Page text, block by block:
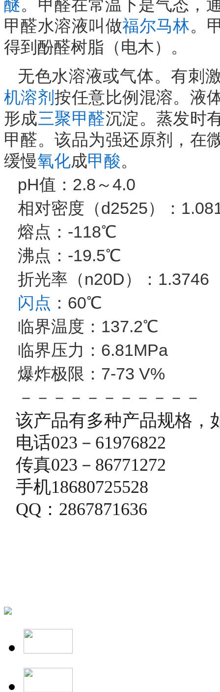
醚。甲醛在常温下是气态，
甲醛水溶液叫做福尔马林。
得到酚醛树脂（电木）。
无色水溶液或气体。有刺
机溶剂按任意比例混溶。液
形成三聚甲醛沉淀。蒸发时
甲醛。该品为强还原剂，在
缓慢氧化成甲酸。
pH值：2.8～4.0
相对密度（d2525）：
熔点：-118℃
沸点：-19.5℃
折光率（n20D）：1.3746
闪点 ：60℃
临界温度：137.2℃
临界压力：6.81MPa
爆炸极限：7-73 V%
－－－－－－－－－－－
该产品有多种产品规格，
电话023－61976822
传真023－86771272
手机18680725528
QQ：2867871636